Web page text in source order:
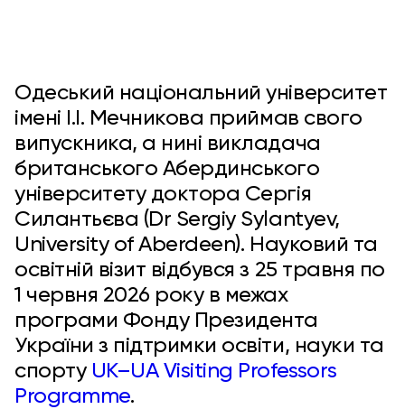
Одеський національний університет
імені І.І. Мечникова приймав свого
випускника, а нині викладача
британського Абердинського
університету доктора Сергія
Силантьєва (Dr Sergiy Sylantyev,
University of Aberdeen). Науковий та
освітній візит відбувся з 25 травня по
1 червня 2026 року в межах
програми Фонду Президента
України з підтримки освіти, науки та
спорту UK–UA Visiting Professors
Programme.